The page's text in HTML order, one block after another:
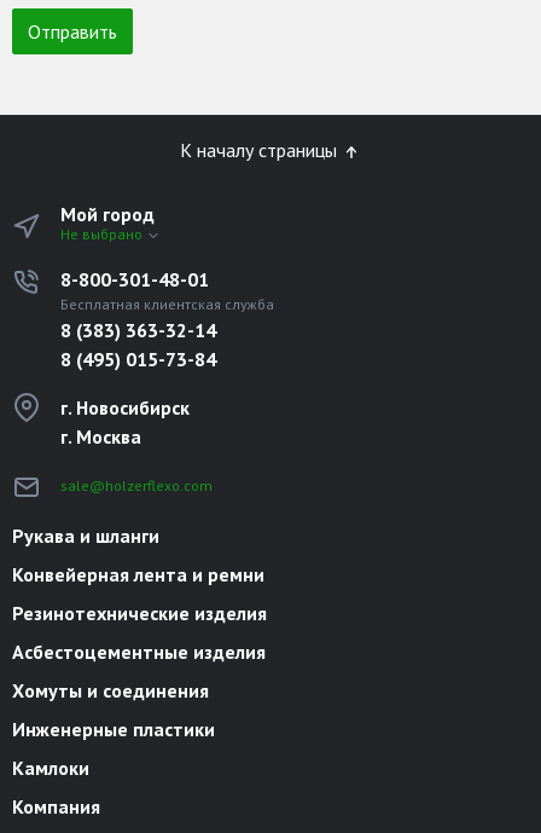
К началу страницы
Мой город
Не выбрано
8-800-301-48-01
Бесплатная клиентская служба
8 (383) 363-32-14
8 (495) 015-73-84
г. Новосибирск
г. Москва
sale@holzerflexo.com
Рукава и шланги
Конвейерная лента и ремни
Резинотехнические изделия
Асбестоцементные изделия
Хомуты и соединения
Инженерные пластики
Камлоки
Компания